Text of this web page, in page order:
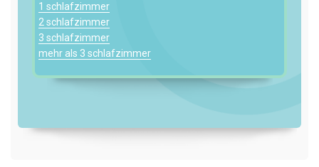
1 schlafzimmer
2 schlafzimmer
3 schlafzimmer
mehr als 3 schlafzimmer